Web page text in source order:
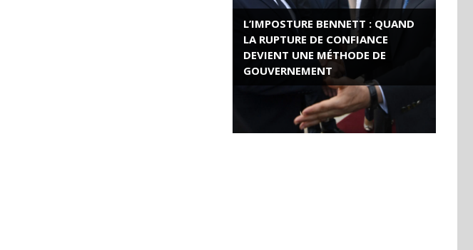
L’IMPOSTURE BENNETT : QUAND
LA RUPTURE DE CONFIANCE
DEVIENT UNE MÉTHODE DE
GOUVERNEMENT
ROSE VALLAND, HEROÏNE DE LA
RESISTANCE FRANÇAISE